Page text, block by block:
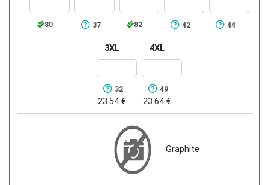
80 37 82 42 44
3XL
32
23.54 €
4XL
49
23.64 €
Graphite